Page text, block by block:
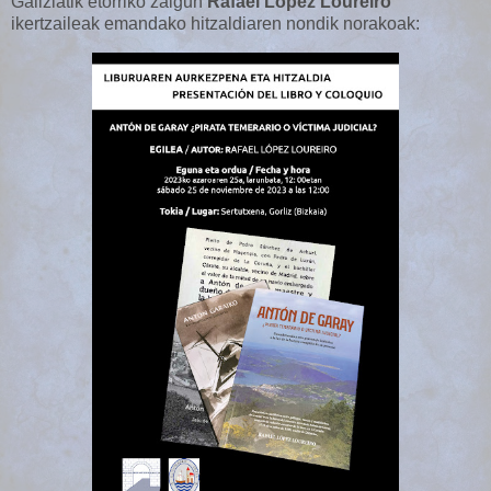
ikertzaileak emandako hitzaldiaren nondik norakoak: